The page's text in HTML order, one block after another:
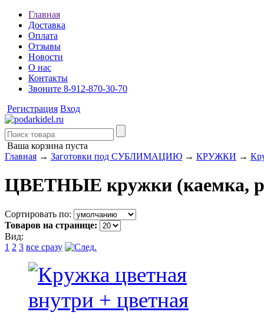
Главная
Доставка
Оплата
Отзывы
Новости
О нас
Контакты
Звоните 8-912-870-30-70
Регистрация Вход
Ваша корзина пуста
Главная → Заготовки под СУБЛИМАЦИЮ → КРУЖКИ →
ЦВЕТНЫЕ кружки (каемка,
Сортировать по:
Товаров на странице:
Вид:
1 2 3 все сразу